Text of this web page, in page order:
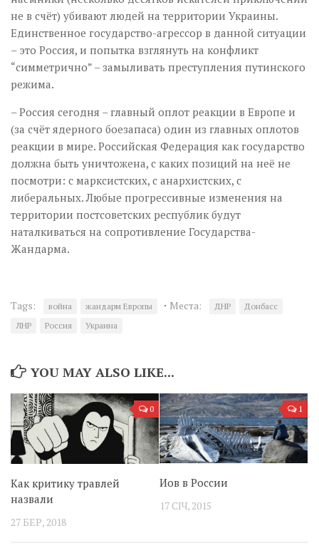
не в счёт) убивают людей на территории Украины.
Единственное государство-агрессор в данной ситуации
– это Россия, и попытка взглянуть на конфликт
“симметрично” – замыливать преступления путинского
режима.
– Россия сегодня – главный оплот реакции в Европе и
(за счёт ядерного боезапаса) один из главных оплотов
реакции в мире. Российская Федерация как государство
должна быть уничтожена, с каких позиций на неё не
посмотри: с марксистских, с анархистских, с
либеральных. Любые прогрессивные изменения на
территории постсоветских республик будут
наталкиваться на сопротивление Государства-
Жандарма.
Tags: война жандарм Европы · Места: ДНР
Донбасс
ЛНР
Россия Украина
YOU MAY ALSO LIKE...
0
Как критику травлей
назвали
27 БЕР, 2018
1
Иов в России
17 СІЧ, 2015